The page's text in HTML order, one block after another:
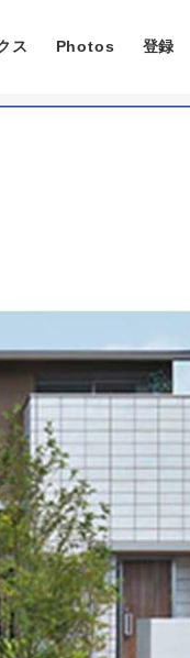
ス Photos 登録